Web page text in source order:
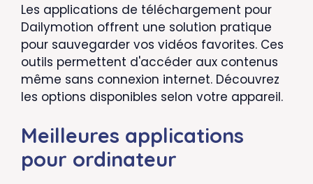
Les applications de téléchargement pour
Dailymotion offrent une solution pratique
pour sauvegarder vos vidéos favorites. Ces
outils permettent d'accéder aux contenus
même sans connexion internet. Découvrez
les options disponibles selon votre appareil.
Meilleures applications
pour ordinateur